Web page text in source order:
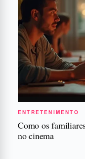
ENTRETENIMENTO
Como os
no cinema